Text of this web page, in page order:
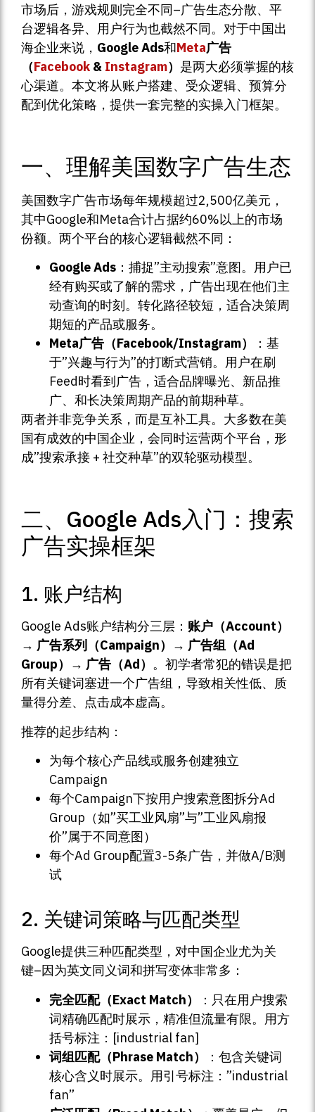
市场后，游戏规则完全不同–广告生态分散、平
台逻辑各异、用户行为也截然不同。对于中国出
海企业来说， Google Ads和Meta广告
（Facebook & Instagram） 是两大必须掌握的核
心渠道。本文将从账户搭建、受众逻辑、预算分
配到优化策略，提供一套完整的实操入门框架。
一、理解美国数字广告生态
美国数字广告市场每年规模超过2,500亿美元，
其中Google和Meta合计占据约60%以上的市场
份额。两个平台的核心逻辑截然不同：
Google Ads ：捕捉”主动搜索”意图。用户已
经有购买或了解的需求，广告出现在他们主
动查询的时刻。转化路径较短，适合决策周
期短的产品或服务。
Meta广告（Facebook/Instagram）
：基
于”兴趣与行为”的打断式营销。用户在刷
Feed时看到广告，适合品牌曝光、新品推
广、和长决策周期产品的前期种草。
两者并非竞争关系，而是互补工具。大多数在美
国有成效的中国企业，会同时运营两个平台，形
成”搜索承接 + 社交种草”的双轮驱动模型。
二、Google Ads入门：搜索
广告实操框架
1. 账户结构
Google Ads账户结构分三层： 账户（Account）
→ 广告系列（Campaign）→ 广告组（Ad
Group）→ 广告（Ad） 。初学者常犯的错误是把
所有关键词塞进一个广告组，导致相关性低、质
量得分差、点击成本虚高。
推荐的起步结构：
为每个核心产品线或服务创建独立
Campaign
每个Campaign下按用户搜索意图拆分Ad
Group（如”买工业风扇”与”工业风扇报
价”属于不同意图）
每个Ad Group配置3-5条广告，并做A/B测
试
2. 关键词策略与匹配类型
Google提供三种匹配类型，对中国企业尤为关
键–因为英文同义词和拼写变体非常多：
完全匹配（Exact Match）
：只在用户搜索
词精确匹配时展示，精准但流量有限。用方
括号标注：[industrial fan]
词组匹配（Phrase Match）
：包含关键词
核心含义时展示。用引号标注：”industrial
fan”